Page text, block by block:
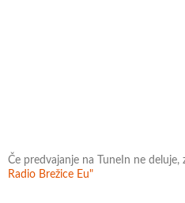
Če predvajanje na TuneIn ne deluje,
Radio Brežice Eu"